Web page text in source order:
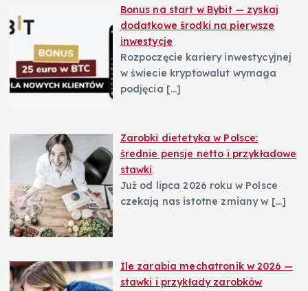
Bonus na start w Bybit — zyskaj
dodatkowe środki na pierwsze
inwestycje
Rozpoczęcie kariery inwestycyjnej
w świecie kryptowalut wymaga
podjęcia […]
Zarobki dietetyka w Polsce:
średnie pensje netto i przykładowe
stawki
Już od lipca 2026 roku w Polsce
czekają nas istotne zmiany w […]
Ile zarabia mechatronik w 2026 —
stawki i przykłady zarobków